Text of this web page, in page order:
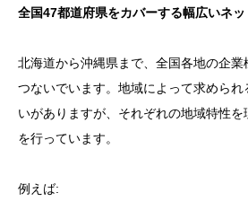
全国47都道府県をカバーする幅広いネッ
北海道から沖縄県まで、全国各地の企
つないでいます。地域によって求めら
いがありますが、それぞれの地域特性
を行っています。
例えば: